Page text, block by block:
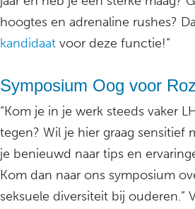
hoogtes en adrenaline rushes?
kandidaat voor deze functie!”
Symposium Oog voor
“Kom je in je werk steeds vaker
tegen? Wil je hier graag sensitief
je benieuwd naar tips en
Kom dan naar ons symposium
seksuele diversiteit bij ouderen.”